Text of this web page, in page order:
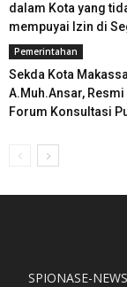
dalam Kota yang
mempuyai Izin di
Pemerintahan
Sekda Kota
A.Muh.Ansar, Resmi
Forum Konsultasi
SPIONASE-